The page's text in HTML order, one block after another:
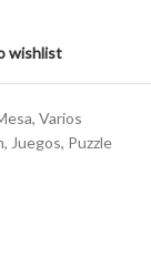
wishlist
, Varios
, Juegos, Puzzle